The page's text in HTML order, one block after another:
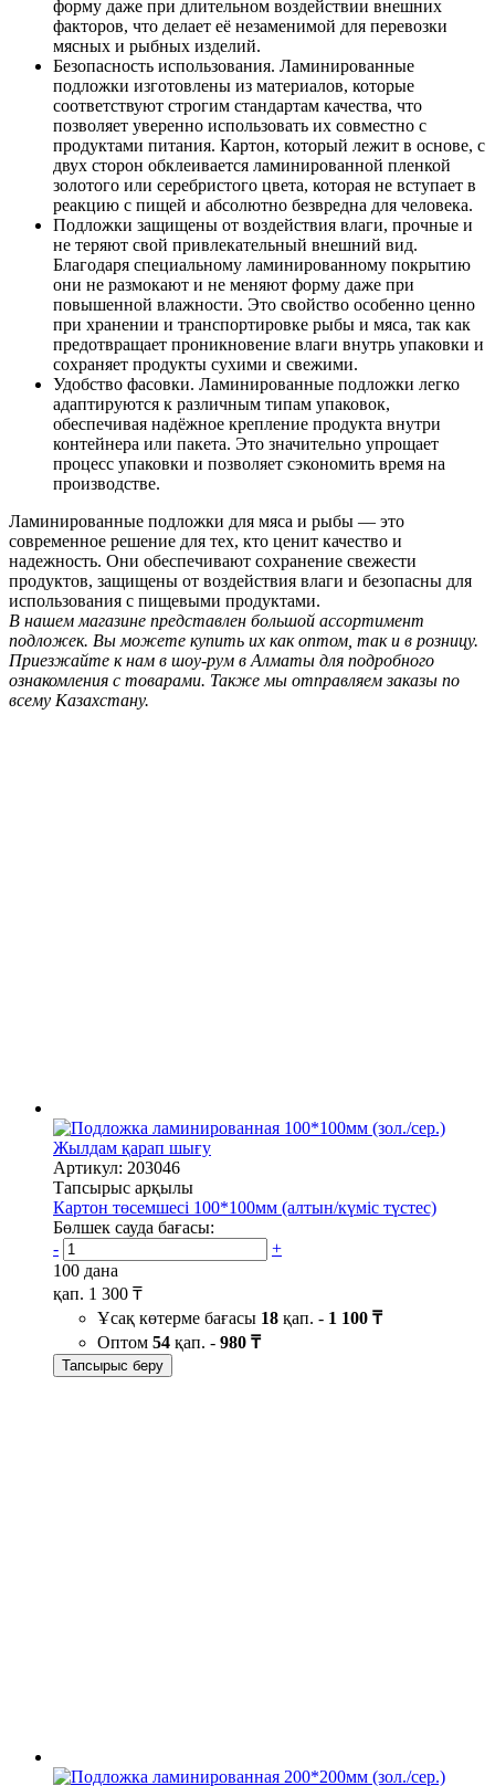
форму даже при длительном воздействии внешних
факторов, что делает её незаменимой для перевозки
мясных и рыбных изделий.
Безопасность использования. Ламинированные
подложки изготовлены из материалов, которые
соответствуют строгим стандартам качества, что
позволяет уверенно использовать их совместно с
продуктами питания. Картон, который лежит в основе, с
двух сторон обклеивается ламинированной пленкой
золотого или серебристого цвета, которая не вступает в
реакцию с пищей и абсолютно безвредна для человека.
Подложки защищены от воздействия влаги, прочные и
не теряют свой привлекательный внешний вид.
Благодаря специальному ламинированному покрытию
они не размокают и не меняют форму даже при
повышенной влажности. Это свойство особенно ценно
при хранении и транспортировке рыбы и мяса, так как
предотвращает проникновение влаги внутрь упаковки и
сохраняет продукты сухими и свежими.
Удобство фасовки. Ламинированные подложки легко
адаптируются к различным типам упаковок,
обеспечивая надёжное крепление продукта внутри
контейнера или пакета. Это значительно упрощает
процесс упаковки и позволяет сэкономить время на
производстве.
Ламинированные подложки для мяса и рыбы — это
современное решение для тех, кто ценит качество и
надежность. Они обеспечивают сохранение свежести
продуктов, защищены от воздействия влаги и безопасны для
использования с пищевыми продуктами.
В нашем магазине представлен большой ассортимент
подложек. Вы можете купить их как оптом, так и в розницу.
Приезжайте к нам в шоу-рум в Алматы для подробного
ознакомления с товарами. Также мы отправляем заказы по
всему Казахстану.
Жылдам қарап шығу
Артикул: 203046
Тапсырыс арқылы
Картон төсемшесі 100*100мм (алтын/күміс түстес)
Бөлшек сауда бағасы:
-
+
100 дана
қап. 1 300 ₸
Ұсақ көтерме бағасы 18 қап. - 1 100 ₸
Оптом 54 қап. - 980 ₸
Тапсырыс беру